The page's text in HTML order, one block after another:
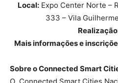
Local:Expo Center Norte –
333 – Vila
Mais informações e
Sobre o Connected Smart